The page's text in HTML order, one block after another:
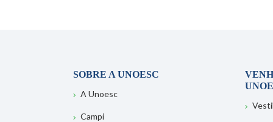
SOBRE A UNOESC
A Unoesc
Campi